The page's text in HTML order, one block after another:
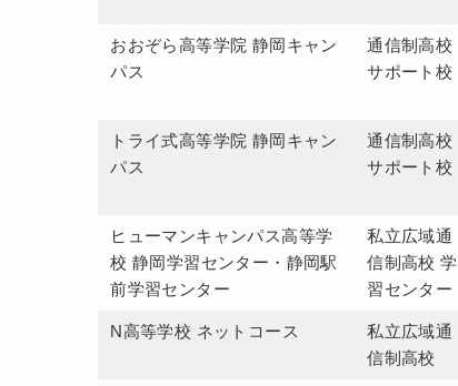
おおぞら高等学院 静岡キャン
パス
通信制高校
サポート校
トライ式高等学院 静岡キャン
パス
通信制高校
サポート校
ヒューマンキャンパス高等学
校 静岡学習センター・静岡駅
前学習センター
私立広域通
信制高校 学
習センター
N高等学校 ネットコース
私立広域通
信制高校